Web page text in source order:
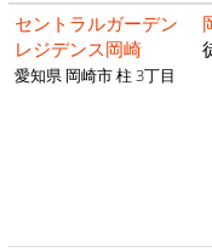
セントラルガーデン
レジデンス岡崎
愛知県 岡崎市 柱 3丁目